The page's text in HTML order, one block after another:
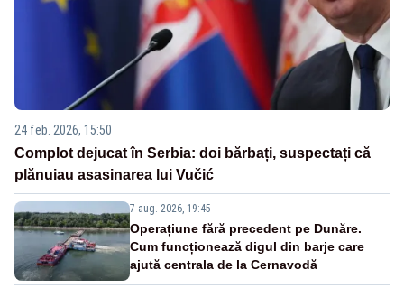
24 feb. 2026, 15:50
Complot dejucat în Serbia: doi bărbați, suspectați că
plănuiau asasinarea lui Vučić
7 aug. 2026, 19:45
Operațiune fără precedent pe Dunăre.
Cum funcționează digul din barje care
ajută centrala de la Cernavodă